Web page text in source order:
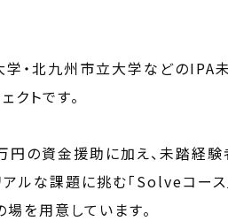
学・北九州市立大学などのIPA
クトです。
の資金援助に加え、未踏経験
アルな課題に挑む「Solveコー
を用意しています。